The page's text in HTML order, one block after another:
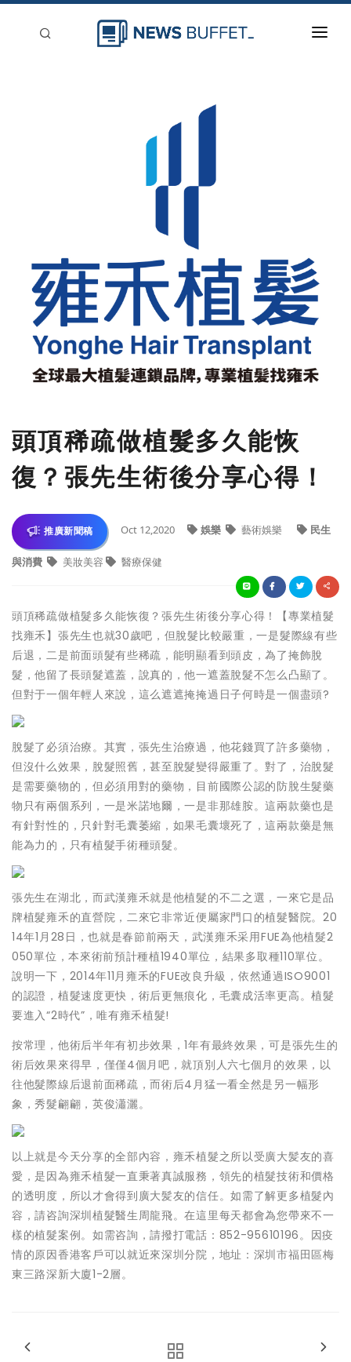
頭頂稀疏做植髮多久能恢
復？張先生術後分享心得！
推廣新聞稿 Oct 12,2020 娛樂 藝術娛樂 民生
與消費 美妝美容 醫療保健
頭頂稀疏做植髮多久能恢復？張先生術後分享心得！【專業植髮
找雍禾】張先生也就30歲吧，但脫髮比較嚴重，一是髮際線有些
后退，二是前面頭髮有些稀疏，能明顯看到頭皮，為了掩飾脫
髮，他留了長頭髮遮蓋，說真的，他一遮蓋脫髮不怎么凸顯了。
但對于一個年輕人來說，這么遮遮掩掩過日子何時是一個盡頭?
脫髮了必須治療。其實，張先生治療過，他花錢買了許多藥物，
但沒什么效果，脫髮照舊，甚至脫髮變得嚴重了。對了，治脫髮
是需要藥物的，但必須用對的藥物，目前國際公認的防脫生髮藥
物只有兩個系列，一是米諾地爾，一是非那雄胺。這兩款藥也是
有針對性的，只針對毛囊萎縮，如果毛囊壞死了，這兩款藥是無
能為力的，只有植髮手術種頭髮。
張先生在湖北，而武漢雍禾就是他植髮的不二之選，一來它是品
牌植髮雍禾的直營院，二來它非常近便屬家門口的植髮醫院。20
14年1月28日，也就是春節前兩天，武漢雍禾采用FUE為他植髮2
050單位，本來術前預計種植1940單位，結果多取種110單位。
說明一下，2014年11月雍禾的FUE改良升級，依然通過ISO9001
的認證，植髮速度更快，術后更無痕化，毛囊成活率更高。植髮
要進入“2時代”，唯有雍禾植髮!
按常理，他術后半年有初步效果，1年有最終效果，可是張先生的
術后效果來得早，僅僅4個月吧，就頂別人六七個月的效果，以
往他髮際線后退前面稀疏，而術后4月猛一看全然是另一幅形
象，秀髮翩翩，英俊瀟灑。
以上就是今天分享的全部內容，雍禾植髮之所以受廣大髪友的喜
愛，是因為雍禾植髮一直秉著真誠服務，領先的植髮技術和價格
的透明度，所以才會得到廣大髪友的信任。如需了解更多植髮內
容，請咨詢深圳植髮醫生周龍飛。在這里每天都會為您帶來不一
樣的植髮案例。如需咨詢，請撥打電話：852-95610196。因疫
情的原因香港客戶可以就近來深圳分院，地址：深圳市福田區梅
東三路深新大廈1-2層。